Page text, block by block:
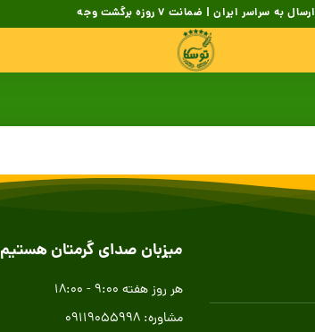
ارسال به سراسر ایران | ضمانت 7 روزه برگشت وجه
میزبان صدای گرمتان هستیم
هر روز هفته 9:00 - 18:00
مشاوره: 09119055998